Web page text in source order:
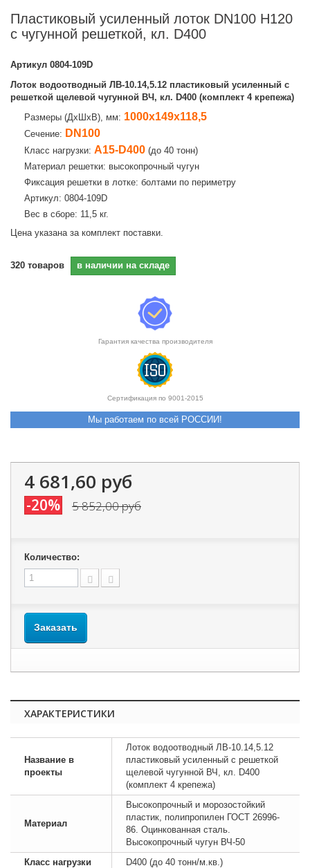
Пластиковый усиленный лоток DN100 H120
с чугунной решеткой, кл. D400
Артикул 0804-109D
Лоток водоотводный ЛВ-10.14,5.12 пластиковый усиленный с
решеткой щелевой чугунной ВЧ, кл. D400 (комплект 4 крепежа)
Размеры (ДхШхВ), мм: 1000х149х118,5
Сечение: DN100
Класс нагрузки: A15-D400 (до 40 тонн)
Материал решетки: высокопрочный чугун
Фиксация решетки в лотке: болтами по периметру
Артикул: 0804-109D
Вес в сборе: 11,5 кг.
Цена указана за комплект поставки.
320 товаров в наличии на складе
Гарантия качества производителя
Сертификация по 9001-2015
Мы работаем по всей РОССИИ!
4 681,60 руб
-20% 5 852,00 руб
Количество:
Заказать
ХАРАКТЕРИСТИКИ
Название в
проекты
Лоток водоотводный ЛВ-10.14,5.12
пластиковый усиленный с решеткой
щелевой чугунной ВЧ, кл. D400
(комплект 4 крепежа)
Материал
Высокопрочный и морозостойкий
пластик, полипропилен ГОСТ 26996-
86. Оцинкованная сталь.
Высокопрочный чугун ВЧ-50
Класс нагрузки
D400 (до 40 тонн/м.кв.)